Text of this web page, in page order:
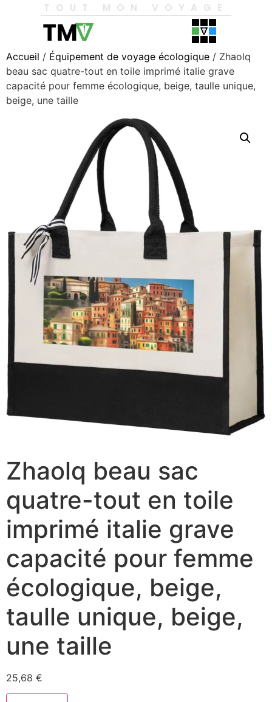
TOUT MON VOYAGE
Accueil / Équipement de voyage écologique / Zhaolq
beau sac quatre-tout en toile imprimé italie grave
capacité pour femme écologique, beige, taulle unique,
beige, une taille
Zhaolq beau sac
quatre-tout en toile
imprimé italie grave
capacité pour femme
écologique, beige,
taulle unique, beige,
une taille
25,68 €